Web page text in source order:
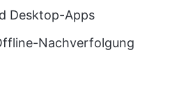
Desktop-Apps
Nachverfolgung